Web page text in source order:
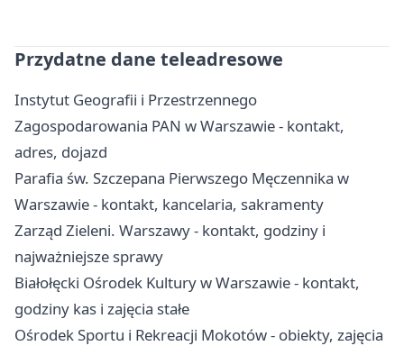
Przydatne dane teleadresowe
Instytut Geografii i Przestrzennego
Zagospodarowania PAN w Warszawie - kontakt,
adres, dojazd
Parafia św. Szczepana Pierwszego Męczennika w
Warszawie - kontakt, kancelaria, sakramenty
Zarząd Zieleni. Warszawy - kontakt, godziny i
najważniejsze sprawy
Białołęcki Ośrodek Kultury w Warszawie - kontakt,
godziny kas i zajęcia stałe
Ośrodek Sportu i Rekreacji Mokotów - obiekty, zajęcia